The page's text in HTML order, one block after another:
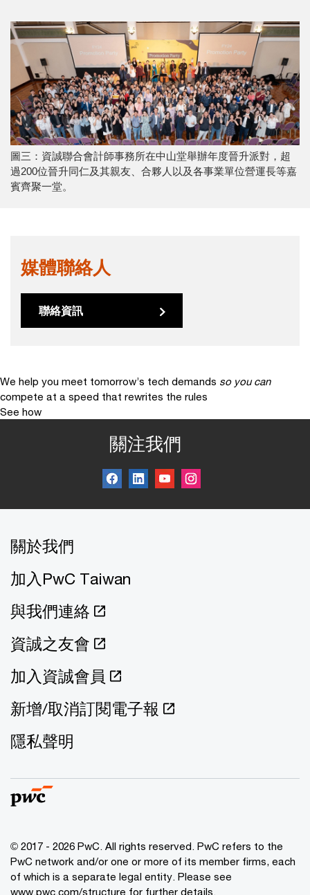
圖三：資誠聯合會計師事務所在中山堂舉辦年度晉升派對，超
過200位晉升同仁及其親友、合夥人以及各事業單位營運長等嘉
賓齊聚一堂。
媒體聯絡人
聯絡資訊
We help you meet tomorrow’s tech demands so you can
compete at a speed that rewrites the rules
See how
關注我們
關於我們
加入PwC Taiwan
與我們連絡
資誠之友會
加入資誠會員
新增/取消訂閱電子報
隱私聲明
© 2017 - 2026 PwC. All rights reserved. PwC refers to the
PwC network and/or one or more of its member firms, each
of which is a separate legal entity. Please see
www.pwc.com/structure for further details.